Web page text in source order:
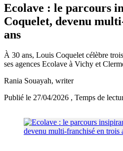
Ecolave : le parcours
Coquelet, devenu
ans
À 30 ans, Louis Coquelet célèbre
ses agences Ecolave à Vichy et
Rania Souayah, writer
Publié le 27/04/2026 , Temps de